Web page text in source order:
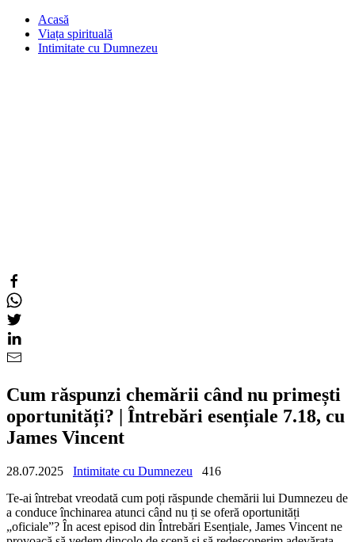
Acasă
Viața spirituală
Intimitate cu Dumnezeu
Cum răspunzi chemării când nu primești
oportunități? | Întrebări esențiale 7.18, cu
James Vincent
28.07.2025 Intimitate cu Dumnezeu
416
Te-ai întrebat vreodată cum poți răspunde chemării lui Dumnezeu de
a conduce închinarea atunci când nu ți se oferă oportunități
„oficiale”? În acest episod din Întrebări Esențiale, James Vincent ne